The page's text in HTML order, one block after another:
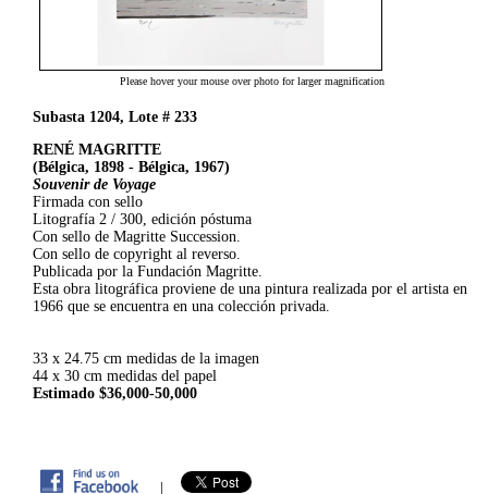
Please hover your mouse over photo for larger magnification
Subasta 1204, Lote # 233
RENÉ MAGRITTE
(Bélgica, 1898 - Bélgica, 1967)
Souvenir de Voyage
Firmada con sello
Litografía 2 / 300, edición póstuma
Con sello de Magritte Succession.
Con sello de copyright al reverso.
Publicada por la Fundación Magritte.
Esta obra litográfica proviene de una pintura realizada por el artista en
1966 que se encuentra en una colección privada.
33 x 24.75 cm medidas de la imagen
44 x 30 cm medidas del papel
Estimado $36,000-50,000
|